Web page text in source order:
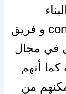
بالدمام على مقاولين contractors و فريق
في مجال
أنهم
من